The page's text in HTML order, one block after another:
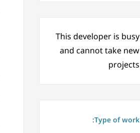
This developer is busy
and cannot take new
projects
Type of work: